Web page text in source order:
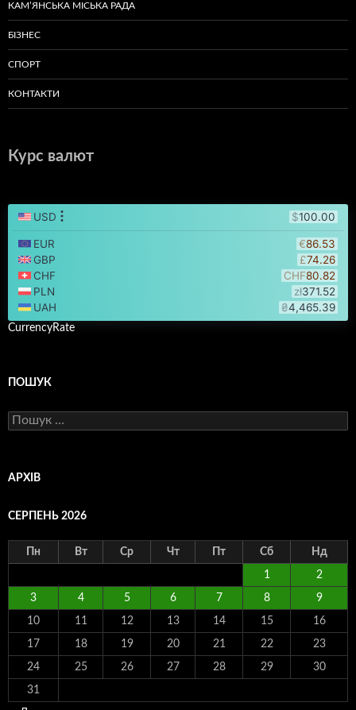
КАМ’ЯНСЬКА МІСЬКА РАДА
БІЗНЕС
СПОРТ
КОНТАКТИ
Курс валют
CurrencyRate
ПОШУК
Пошук:
АРХІВ
СЕРПЕНЬ 2026
Пн Вт Ср Чт Пт Сб Нд
1 2
3 4 5 6 7 8 9
10 11 12 13 14 15 16
17 18 19 20 21 22 23
24 25 26 27 28 29 30
31